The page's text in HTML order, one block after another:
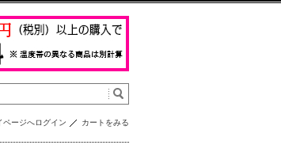
ページへログイン カートをみる